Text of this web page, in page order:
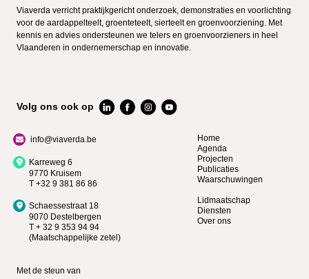
Viaverda verricht praktijkgericht onderzoek, demonstraties en voorlichting
voor de aardappelteelt, groenteteelt, sierteelt en groenvoorziening. Met
kennis en advies ondersteunen we telers en groenvoorzieners in heel
Vlaanderen in ondernemerschap en innovatie.
Volg ons ook op
info@viaverda.be
Karreweg 6
9770 Kruisem
T +32 9 381 86 86
Schaessestraat 18
9070 Destelbergen
T + 32 9 353 94 94
(Maatschappelijke zetel)
Home
Agenda
Projecten
Publicaties
Waarschuwingen
Lidmaatschap
Diensten
Over ons
Met de steun van